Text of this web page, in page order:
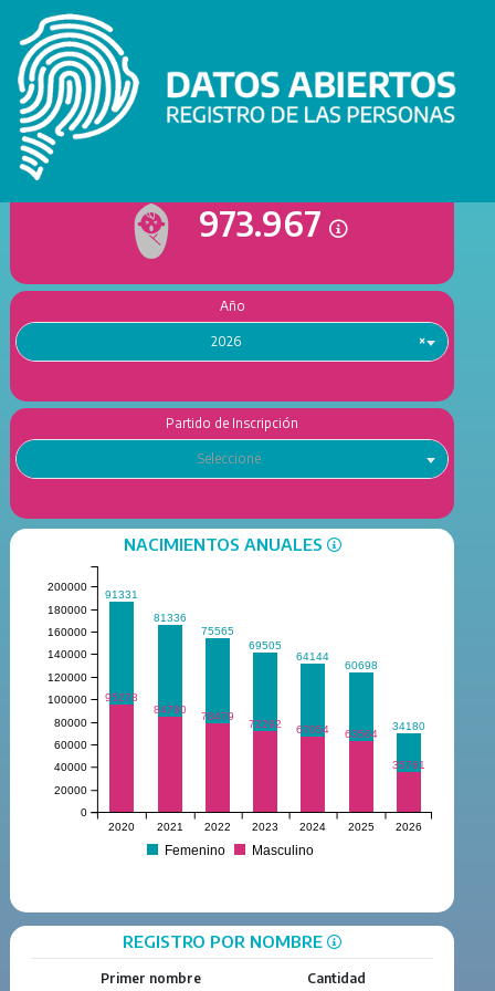
973.967
Año
×
2026
Partido de Inscripción
Seleccione
NACIMIENTOS ANUALES
91331
81336
75565
69505
64144
60698
34180
95278
84780
78479
72292 67054 63564
35761
2020 2021 2022 2023 2024 2025 2026
0
20000
40000
60000
80000
100000
120000
140000
160000
180000
200000
Femenino Masculino
REGISTRO POR NOMBRE
Primer nombre Cantidad